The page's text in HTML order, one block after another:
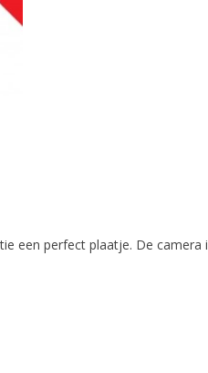
een perfect plaatje. De